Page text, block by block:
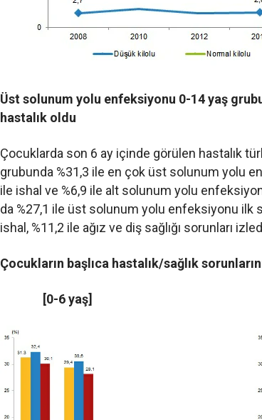
Üst solunum yolu enfeksiyonu 0-14 yaş
hastalık oldu
Çocuklarda son 6 ay içinde görülen hastalık
grubunda %31,3 ile en çok üst solunum yolu
ile ishal ve %6,9 ile alt solunum yolu
da %27,1 ile üst solunum yolu enfeksiyonu ilk
ishal, %11,2 ile ağız ve diş sağlığı sorunları
Çocukların başlıca hastalık/sağlık
[0-6 yaş]